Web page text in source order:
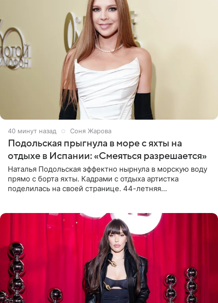
41 минуту назад Соня Жарова
Подольская прыгнула в море с яхты на
отдыхе в Испании: «Смеяться разрешается»
Наталья Подольская эффектно нырнула в морскую воду
прямо с борта яхты. Кадрами с отдыха артистка
поделилась на своей странице. 44-летняя